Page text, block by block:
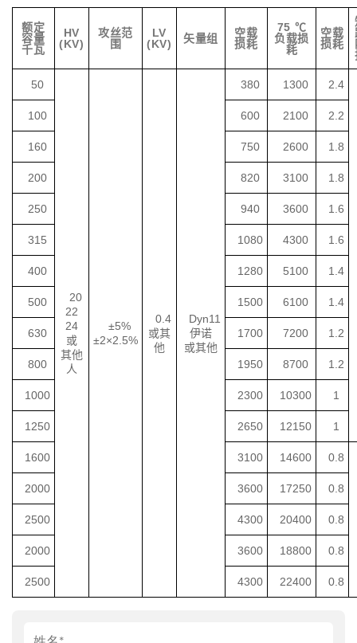
额定
容量
千瓦
HV
(KV)
攻丝范
围
LV
(KV)
矢量组
空载
损耗
75 ℃
负载损
耗
空载
损耗
50
20
22
24
或
其他
人
±5%
±2×2.5%
0.4
或其
他
Dyn11
伊诺
或其他
380 1300 2.4
100 600 2100 2.2
160 750 2600 1.8
200 820 3100 1.8
250 940 3600 1.6
315 1080 4300 1.6
400 1280 5100 1.4
500 1500 6100 1.4
630 1700 7200 1.2
800 1950 8700 1.2
1000 2300 10300 1
1250 2650 12150 1
1600 3100 14600 0.8
2000 3600 17250 0.8
2500 4300 20400 0.8
2000 3600 18800 0.8
2500 4300 22400 0.8